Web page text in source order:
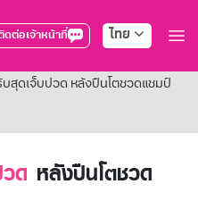
ดต่อเจ้าหน้าที่ ไทย
งหมด
บสุดเจ็บปวด หลังปืนโตชวดแชมป์
ด หลังปืนโตชวด